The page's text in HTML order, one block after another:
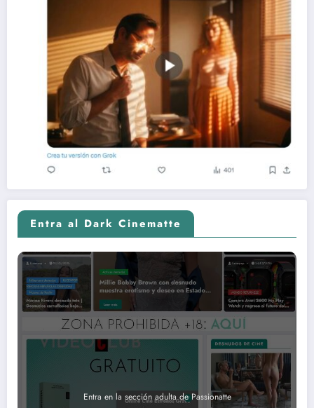
Entra al Dark Cinematte
Entra en la sección adulta de Passionatte